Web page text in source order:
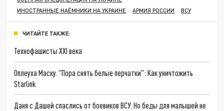
ИНОСТРАННЫЕ НАЁМНИКИ НА УКРАИНЕ
АРМИЯ РОССИИ ВСУ
ЧИТАЙТЕ ТАКЖЕ:
Технофашисты XXI века
Оплеуха Маску. "Пора снять белые перчатки": Как уничтожить
Starlink
Даня с Дашей спаслись от боевиков ВСУ. Но беды для малышей не